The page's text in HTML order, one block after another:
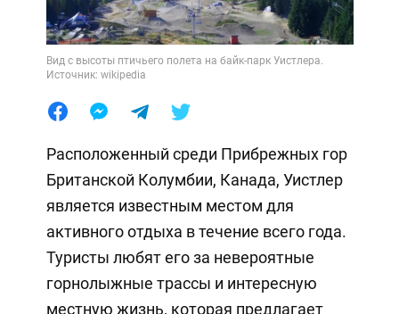
Вид с высоты птичьего полета на байк-парк Уистлера.
Источник: wikipedia
Расположенный среди Прибрежных гор
Британской Колумбии, Канада, Уистлер
является известным местом для
активного отдыха в течение всего года.
Туристы любят его за невероятные
горнолыжные трассы и интересную
местную жизнь, которая предлагает